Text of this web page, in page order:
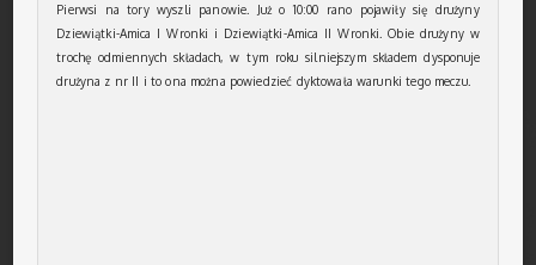
Pierwsi na tory wyszli panowie. Już o 10:00 rano pojawiły się drużyny
Dziewiątki-Amica I Wronki i Dziewiątki-Amica II Wronki. Obie drużyny w
trochę odmiennych składach, w tym roku silniejszym składem dysponuje
drużyna z nr II i to ona można powiedzieć dyktowała warunki tego meczu.